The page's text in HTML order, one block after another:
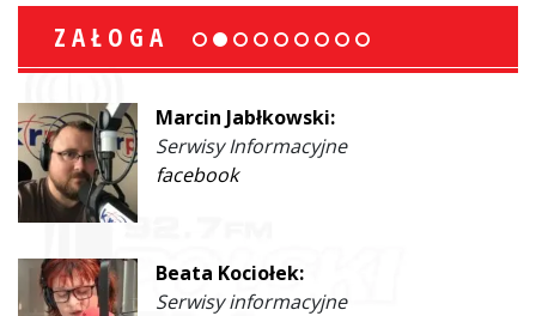
ZAŁOGA
Marcin Jabłkowski:
Serwisy Informacyjne
facebook
Beata Kociołek:
Serwisy informacyjne